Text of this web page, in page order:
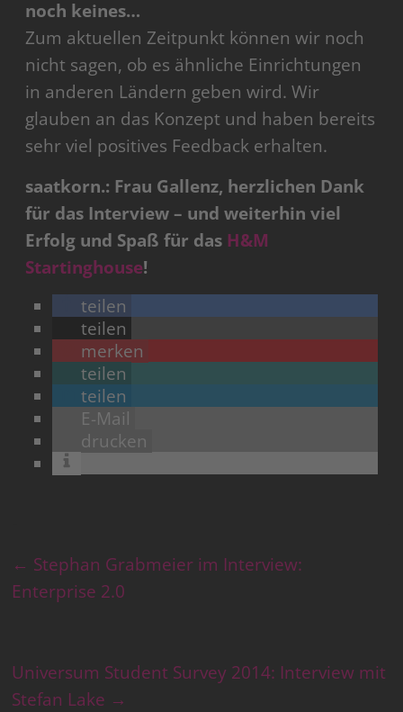
noch keines…
Zum aktuellen Zeitpunkt können wir noch
nicht sagen, ob es ähnliche Einrichtungen
in anderen Ländern geben wird. Wir
glauben an das Konzept und haben bereits
sehr viel positives Feedback erhalten.
saatkorn.: Frau Gallenz, herzlichen Dank
für das Interview – und weiterhin viel
Erfolg und Spaß für das H&M
Startinghouse!
teilen
teilen
merken
teilen
teilen
E-Mail
drucken
← Stephan Grabmeier im Interview:
Enterprise 2.0
Universum Student Survey 2014: Interview mit
Stefan Lake →